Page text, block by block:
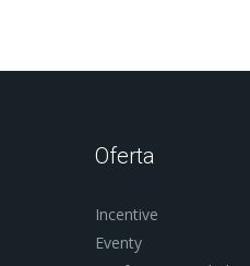
Oferta
Incentive
Eventy